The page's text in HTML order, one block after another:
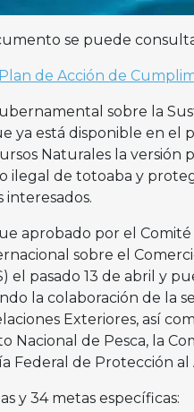
se puede
de Acción de
sobre la
ya está disponible en
Naturales la versión
ilegal de totoaba y
interesados.
aprobado por el
sobre el
el pasado 13 de abril y
la colaboración de la
Exteriores, así
Nacional de Pesca, la
Federal de Protección al
y 34 metas específicas: